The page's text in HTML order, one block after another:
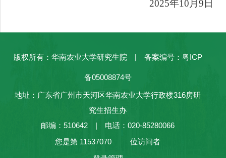
2025年10月 9 日
版权所有：华南农业大学研究生院 | 备案编号：粤ICP
备05008874号
地址：广东省广州市天河区华南农业大学行政楼316房研
究生招生办
邮编：510642 | 电话：020-85280066
您是第 11537070
位访问者